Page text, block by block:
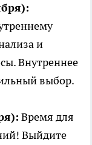
и
Внутреннее
выбор.
Время для
Выйдите